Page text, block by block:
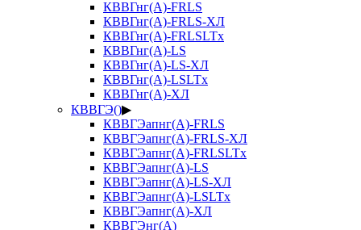
КВВГнг(А)-FRLS
КВВГнг(А)-FRLS-ХЛ
КВВГнг(А)-FRLSLTx
КВВГнг(А)-LS
КВВГнг(А)-LS-ХЛ
КВВГнг(А)-LSLTx
КВВГнг(А)-ХЛ
КВВГЭ()▶
КВВГЭапнг(А)-FRLS
КВВГЭапнг(А)-FRLS-ХЛ
КВВГЭапнг(А)-FRLSLTx
КВВГЭапнг(А)-LS
КВВГЭапнг(А)-LS-ХЛ
КВВГЭапнг(А)-LSLTx
КВВГЭапнг(А)-ХЛ
КВВГЭнг(А)